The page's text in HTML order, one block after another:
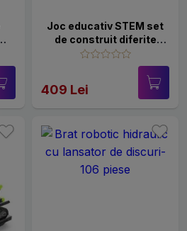
Joc educativ STEM set
de construit diferite
modele actionate cu
energie solara
409 Lei